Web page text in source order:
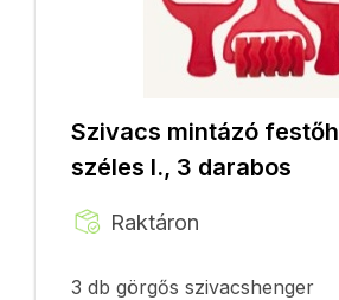
Szivacs mintázó
széles I., 3 darabos
Raktáron
3 db görgős szivacshenger